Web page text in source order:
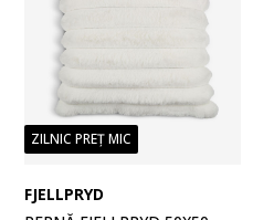
ZILNIC PREȚ MIC
FJELLPRYD